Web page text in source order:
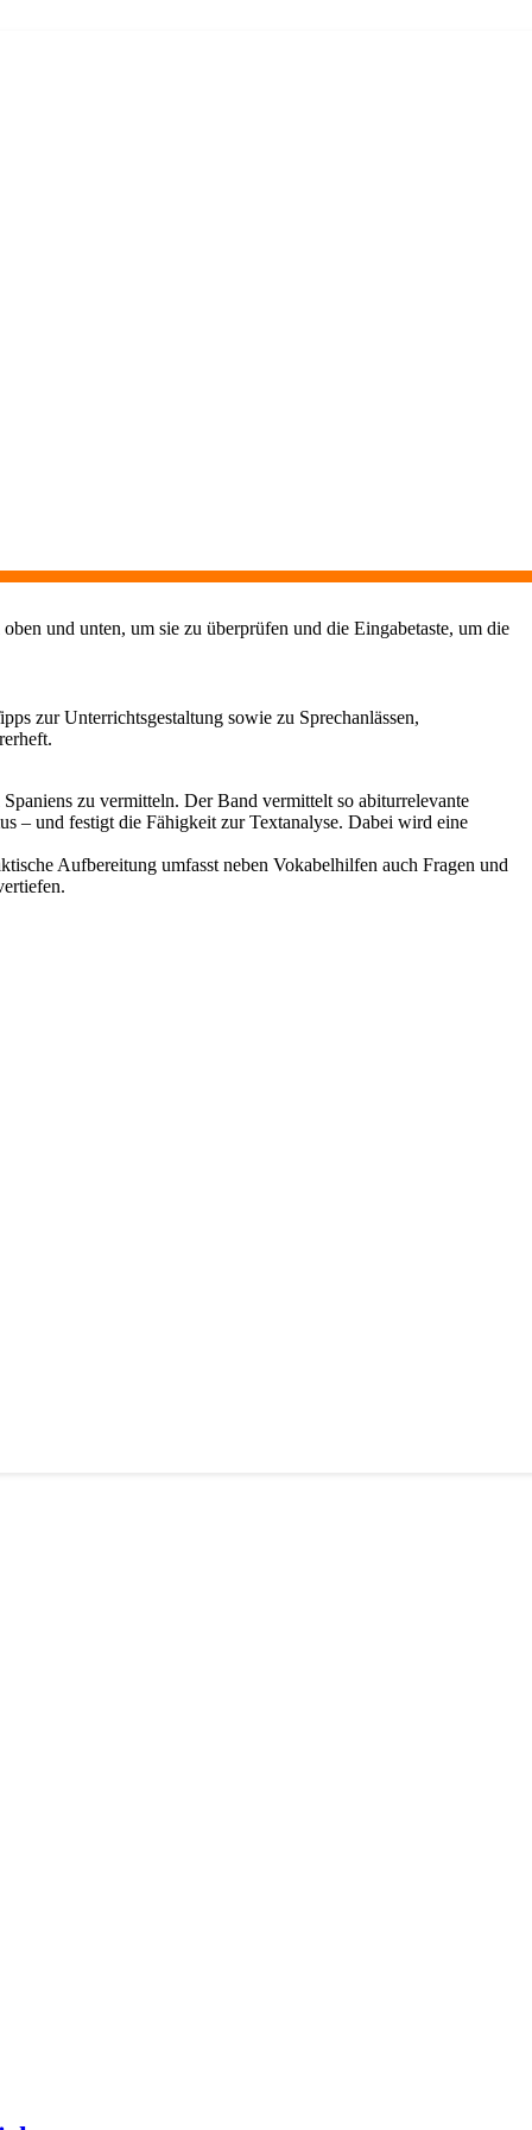
und unten, um sie zu überprüfen und die Eingabetaste, um die
zur Unterrichtsgestaltung sowie zu Sprechanlässen,
zu vermitteln. Der Band vermittelt so abiturrelevante
– und festigt die Fähigkeit zur Textanalyse. Dabei wird eine
Aufbereitung umfasst neben Vokabelhilfen auch Fragen und